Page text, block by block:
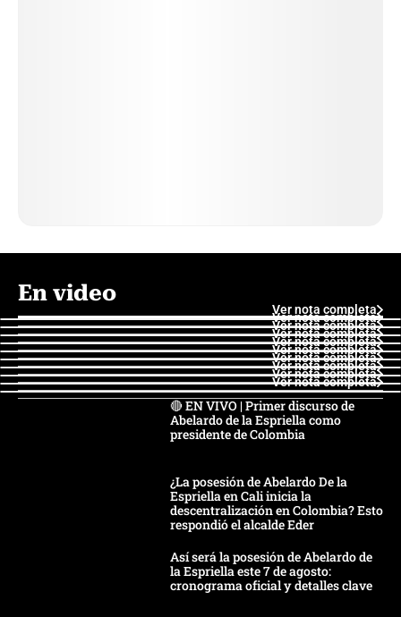
En video
Ver nota completa
Ver nota completa
Ver nota completa
Ver nota completa
Ver nota completa
Ver nota completa
Ver nota completa
Ver nota completa
Ver nota completa
Ver nota completa
🔴 EN VIVO | Primer discurso de
Abelardo de la Espriella como
presidente de Colombia
¿La posesión de Abelardo De la
Espriella en Cali inicia la
descentralización en Colombia? Esto
respondió el alcalde Eder
Así será la posesión de Abelardo de
la Espriella este 7 de agosto:
cronograma oficial y detalles clave